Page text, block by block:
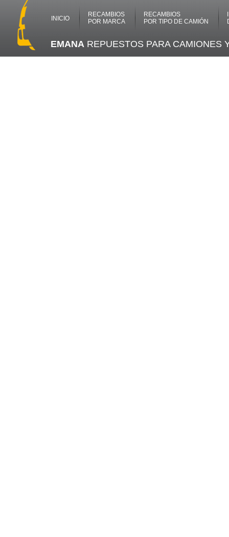
INICIO
RECAMBIOS
POR MARCA
RECAMBIOS
POR TIPO DE CAMIÓN
EMANA REPUESTOS PARA CAMIONES